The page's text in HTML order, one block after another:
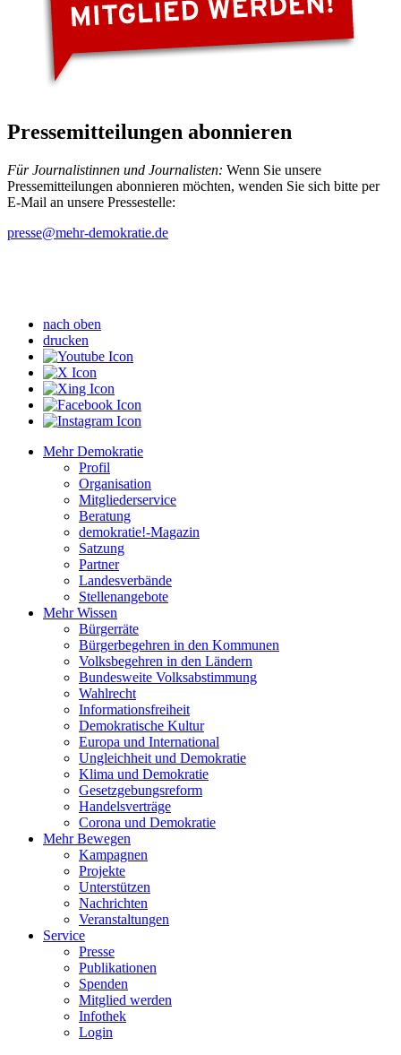
Pressemitteilungen abonnieren
Für Journalistinnen und Journalisten: Wenn Sie unsere
Pressemitteilungen abonnieren möchten, wenden Sie sich bitte per
E-Mail an unsere Pressestelle:
presse@mehr-demokratie.de
nach oben
drucken
Mehr Demokratie
Profil
Organisation
Mitgliederservice
Beratung
demokratie!-Magazin
Satzung
Partner
Landesverbände
Stellenangebote
Mehr Wissen
Bürgerräte
Bürgerbegehren in den Kommunen
Volksbegehren in den Ländern
Bundesweite Volksabstimmung
Wahlrecht
Informationsfreiheit
Demokratische Kultur
Europa und International
Ungleichheit und Demokratie
Klima und Demokratie
Gesetzgebungsreform
Handelsverträge
Corona und Demokratie
Mehr Bewegen
Kampagnen
Projekte
Unterstützen
Nachrichten
Veranstaltungen
Service
Presse
Publikationen
Spenden
Mitglied werden
Infothek
Login